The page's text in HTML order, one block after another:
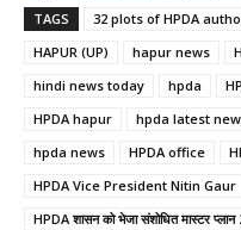
TAGS
32 plots of HPDA
HAPUR (UP)
hapur news
hindi news today
hpda
HPDA hapur
hpda latest
hpda news
HPDA office
HPDA Vice President Nitin Gaur
HPDA शासन को भेजा संशोधित मास्टर प्लान